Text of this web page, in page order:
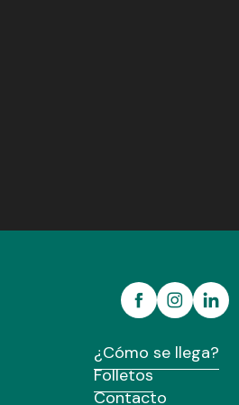
Aire de stationnement
Aire de stationnement
Aire de stationnement
Aire de stationnement
¿Cómo se llega?
Folletos
Contacto